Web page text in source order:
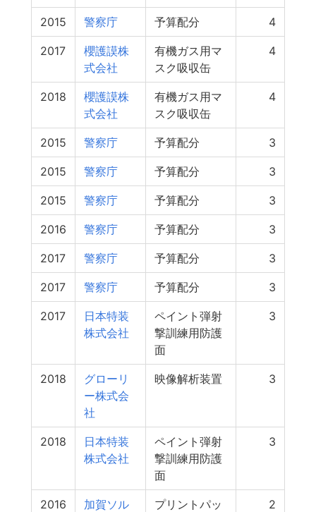
2015 警察庁 予算配分 4
2017
櫻護謨株
式会社
有機ガス用マ
スク吸収缶
4
2018
櫻護謨株
式会社
有機ガス用マ
スク吸収缶
4
2015 警察庁 予算配分 3
2015 警察庁 予算配分 3
2015 警察庁 予算配分 3
2016 警察庁 予算配分 3
2017 警察庁 予算配分 3
2017 警察庁 予算配分 3
2017
日本特装
株式会社
ペイント弾射
撃訓練用防護
面
3
2018
グローリ
ー株式会
社
映像解析装置 3
2018
日本特装
株式会社
ペイント弾射
撃訓練用防護
面
3
2016
加賀ソル
プリントパッ
2